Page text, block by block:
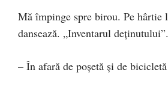
Mă împinge spre birou. Pe hârtie
dansează. „Inventarul deținutului”.
– În afară de poșetă și de